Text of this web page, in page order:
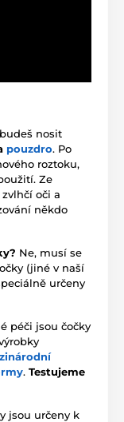
nosit
pouzdro. Po
roztoku,
Ze
oči a
někdo
Ne, musí se
(jiné v naší
určeny
péči jsou čočky
. Testujeme
jsou určeny k